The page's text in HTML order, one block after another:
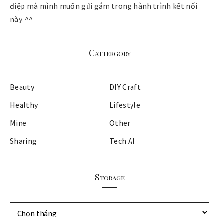
điệp mà mình muốn gửi gắm trong hành trình kết nối
này. ^^
Cattergory
Beauty
DIY Craft
Healthy
Lifestyle
Mine
Other
Sharing
Tech AI
Storage